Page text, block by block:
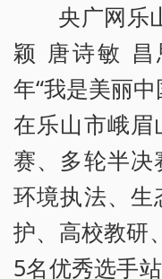
央广网乐
颖 唐诗敏 昌
年“我是美丽
在乐山市峨眉
赛、多轮半
环境执法、生
护、高校教研
5名优秀选手